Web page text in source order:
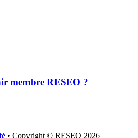
membre RESEO ?
• Copyright © RESEO 2026